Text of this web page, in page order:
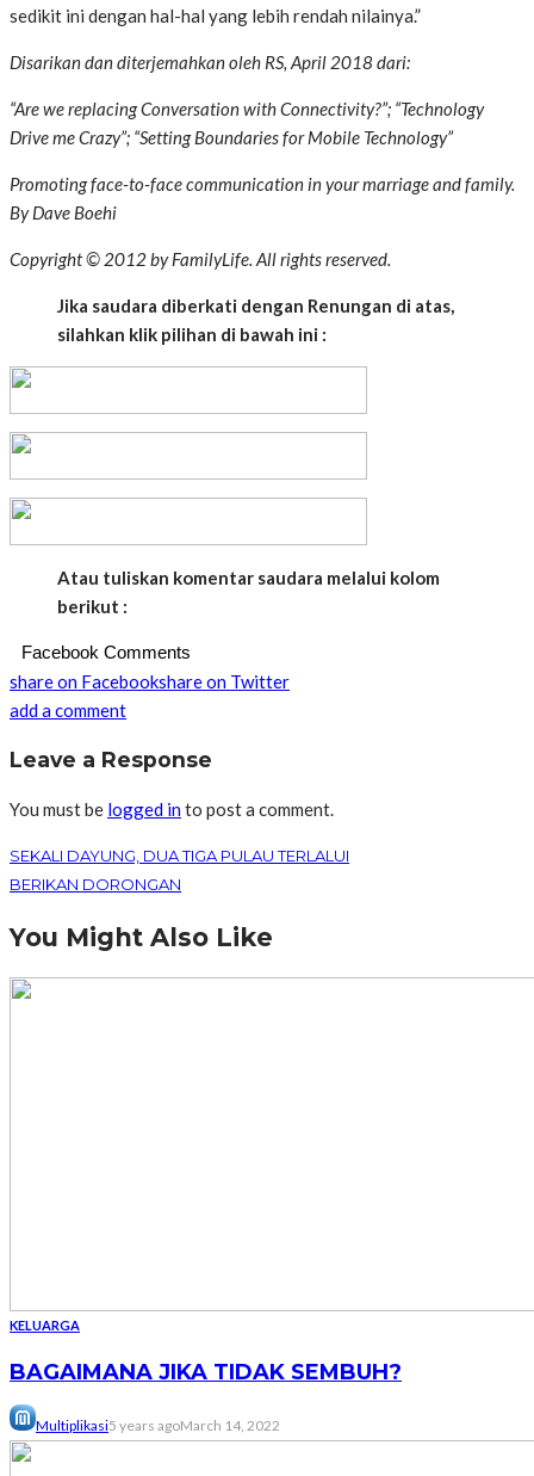
sedikit ini dengan hal-hal yang lebih rendah nilainya.”
Disarikan dan diterjemahkan oleh RS, April 2018 dari:
“Are we replacing Conversation with Connectivity?”; “Technology
Drive me Crazy”; “Setting Boundaries for Mobile Technology”
Promoting face-to-face communication in your marriage and family.
By Dave Boehi
Copyright © 2012 by FamilyLife. All rights reserved.
Jika saudara diberkati dengan Renungan di atas,
silahkan klik pilihan di bawah ini :
Atau tuliskan komentar saudara melalui kolom
berikut :
Facebook Comments
share on Facebookshare on Twitter
add a comment
Leave a Response
You must be logged into post a comment.
SEKALI DAYUNG, DUA TIGA PULAU TERLALUI
BERIKAN DORONGAN
You Might Also Like
KELUARGA
BAGAIMANA JIKA TIDAK SEMBUH?
Multiplikasi5 years agoMarch 14, 2022